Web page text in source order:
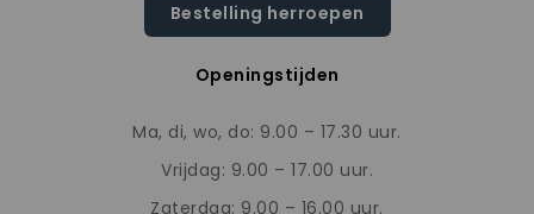
Bestelling herroepen
Openingstijden
Ma, di, wo, do: 9.00 – 17.30 uur.
Vrijdag: 9.00 – 17.00 uur.
Zaterdag: 9.00 – 16.00 uur.